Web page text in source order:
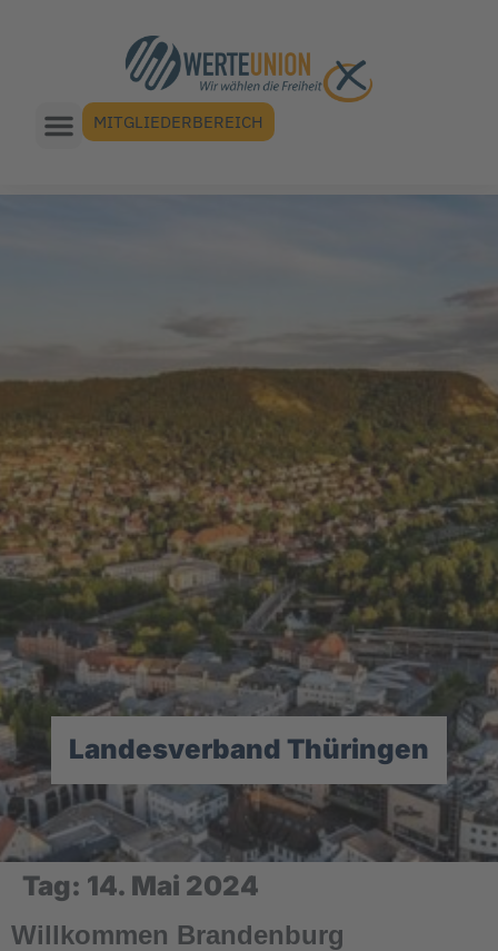
MITGLIEDERBEREICH
Landesverband Thüringen
Tag: 14. Mai 2024
Willkommen Brandenburg